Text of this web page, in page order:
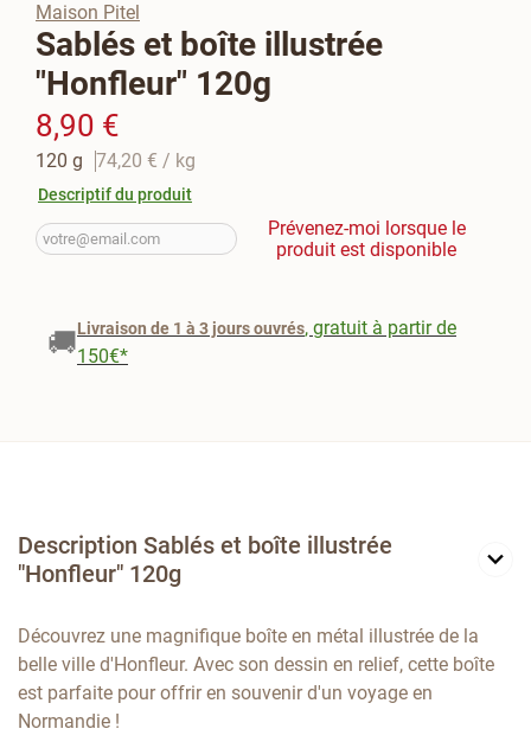
Maison Pitel
Sablés et boîte illustrée
"Honfleur" 120g
8,90 €
120 g 74,20 € / kg
Descriptif du produit
Prévenez-moi lorsque le
produit est disponible
🚚Livraison de 1 à 3 jours ouvrés, gratuit à partir de
150€*
Description Sablés et boîte illustrée
"Honfleur" 120g
Découvrez une magnifique boîte en métal illustrée de la
belle ville d'Honfleur. Avec son dessin en relief, cette boîte
est parfaite pour offrir en souvenir d'un voyage en
Normandie !